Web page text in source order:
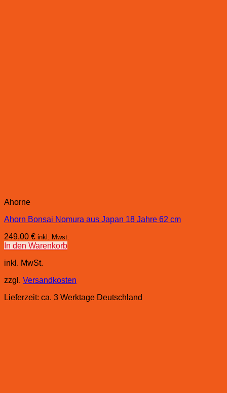
Ahorne
Ahorn Bonsai Nomura aus Japan 18 Jahre 62 cm
249,00 € inkl. Mwst.
In den Warenkorb
inkl. MwSt.
zzgl. Versandkosten
Lieferzeit: ca. 3 Werktage Deutschland